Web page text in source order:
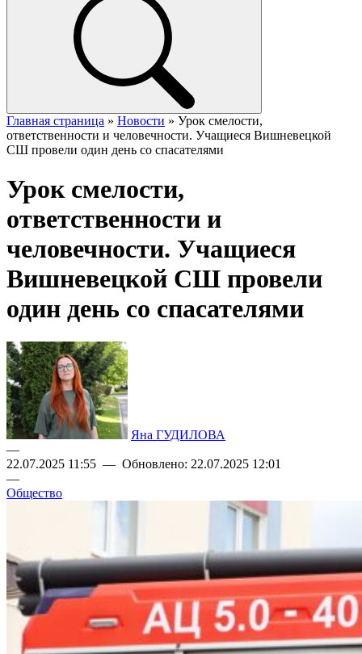
Главная страница » Новости » Урок смелости,
ответственности и человечности. Учащиеся Вишневецкой
СШ провели один день со спасателями
Урок смелости,
ответственности и
человечности. Учащиеся
Вишневецкой СШ провели
один день со спасателями
Яна ГУДИЛОВА
—
22.07.2025 11:55 — Обновлено: 22.07.2025 12:01
—
Общество